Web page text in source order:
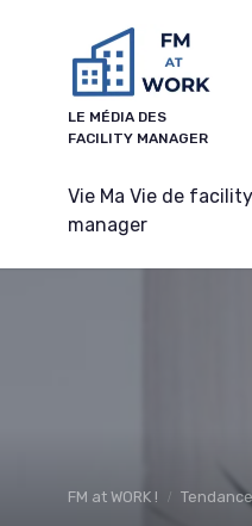
LE MÉDIA DES
FACILITY MANAGER
Vie Ma Vie de facility
manager
FM at WORK !